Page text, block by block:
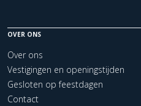
OVER ONS
Over ons
Vestigingen en openingstijden
Gesloten op feestdagen
Contact